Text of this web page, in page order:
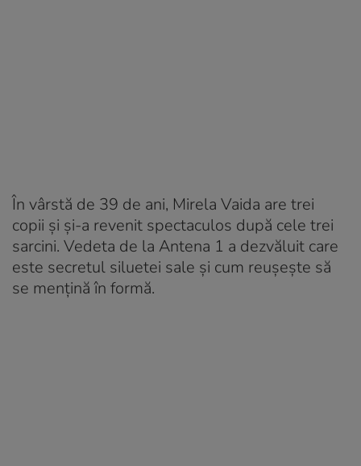
În vârstă de 39 de ani, Mirela Vaida are trei
copii și și-a revenit spectaculos după cele trei
sarcini. Vedeta de la Antena 1 a dezvăluit care
este secretul siluetei sale și cum reușește să
se mențină în formă.